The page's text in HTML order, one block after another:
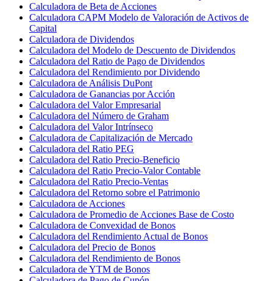
Calculadora de Beta de Acciones
Calculadora CAPM Modelo de Valoración de Activos de
Capital
Calculadora de Dividendos
Calculadora del Modelo de Descuento de Dividendos
Calculadora del Ratio de Pago de Dividendos
Calculadora del Rendimiento por Dividendo
Calculadora de Análisis DuPont
Calculadora de Ganancias por Acción
Calculadora del Valor Empresarial
Calculadora del Número de Graham
Calculadora del Valor Intrínseco
Calculadora de Capitalización de Mercado
Calculadora del Ratio PEG
Calculadora del Ratio Precio-Beneficio
Calculadora del Ratio Precio-Valor Contable
Calculadora del Ratio Precio-Ventas
Calculadora del Retorno sobre el Patrimonio
Calculadora de Acciones
Calculadora de Promedio de Acciones Base de Costo
Calculadora de Convexidad de Bonos
Calculadora del Rendimiento Actual de Bonos
Calculadora del Precio de Bonos
Calculadora del Rendimiento de Bonos
Calculadora de YTM de Bonos